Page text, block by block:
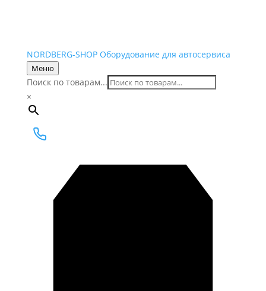
NORDBERG-SHOP Оборудование для автосервиса
Меню
Поиск по товарам...
×